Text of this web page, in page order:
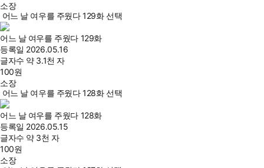
소장
어느 날 여우를 주웠다 129화 선택
어느 날 여우를 주웠다 129화
등록일 2026.05.16
글자수 약 3.1천 자
100원
소장
어느 날 여우를 주웠다 128화 선택
어느 날 여우를 주웠다 128화
등록일 2026.05.15
글자수 약 3천 자
100원
소장